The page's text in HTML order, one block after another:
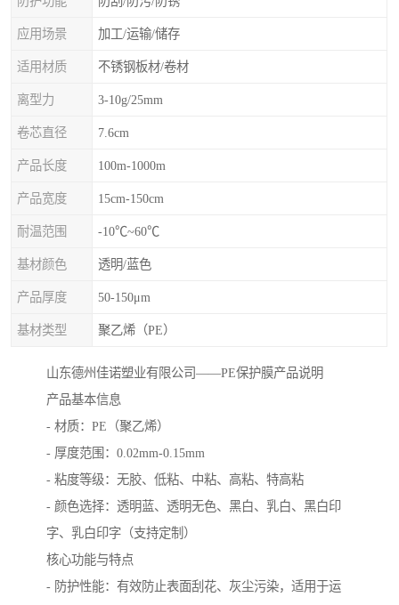
应用场景 加工/运输/储存
适用材质 不锈钢板材/卷材
离型力 3-10g/25mm
卷芯直径 7.6cm
产品长度 100m-1000m
产品宽度 15cm-150cm
耐温范围 -10℃~60℃
基材颜色 透明/蓝色
产品厚度 50-150μm
基材类型 聚乙烯（PE）
山东德州佳诺塑业有限公司——PE保护膜产品说明
产品基本信息
- 材质：PE（聚乙烯）
- 厚度范围：0.02mm-0.15mm
- 粘度等级：无胶、低粘、中粘、高粘、特高粘
- 颜色选择：透明蓝、透明无色、黑白、乳白、黑白印
字、乳白印字（支持定制）
核心功能与特点
- 防护性能：有效防止表面刮花、灰尘污染，适用于运